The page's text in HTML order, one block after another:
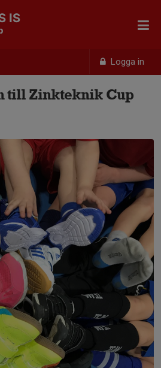
Logga in
IS
till Zinkteknik Cup